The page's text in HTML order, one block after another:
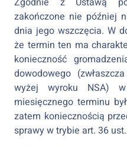
zakończone nie później
dnia jego wszczęcia. W
że termin ten ma
konieczność
dowodowego
wyżej wyroku NSA)
miesięcznego terminu
zatem koniecznością
sprawy w trybie art. 36